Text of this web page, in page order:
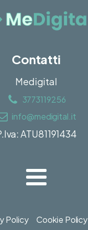
Contatti
Medigital
3773119256
info@medigital.it
ATU81191434
Policy Cookie Policy